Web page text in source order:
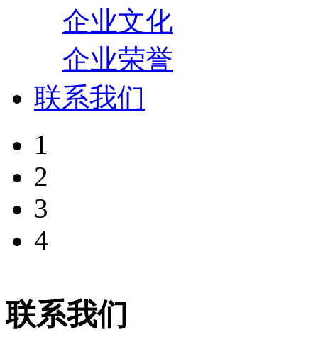
企业文化
企业荣誉
联系我们
1
2
3
4
联系我们